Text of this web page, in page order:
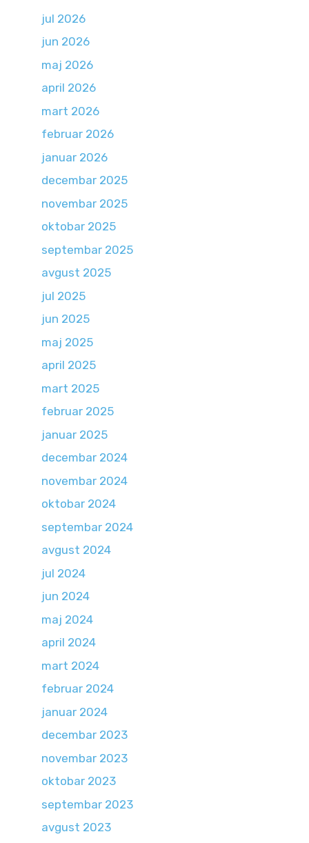
jul 2026
jun 2026
maj 2026
april 2026
mart 2026
februar 2026
januar 2026
decembar 2025
novembar 2025
oktobar 2025
septembar 2025
avgust 2025
jul 2025
jun 2025
maj 2025
april 2025
mart 2025
februar 2025
januar 2025
decembar 2024
novembar 2024
oktobar 2024
septembar 2024
avgust 2024
jul 2024
jun 2024
maj 2024
april 2024
mart 2024
februar 2024
januar 2024
decembar 2023
novembar 2023
oktobar 2023
septembar 2023
avgust 2023